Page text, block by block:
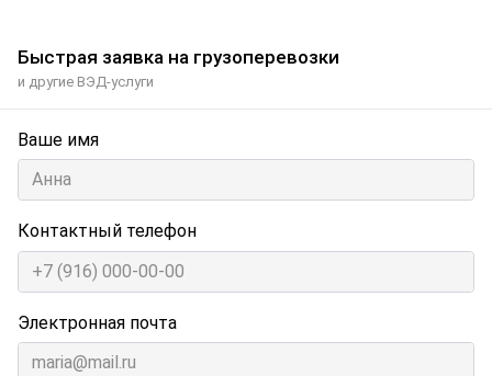
Быстрая заявка на грузоперевозки
и другие ВЭД-услуги
Ваше имя
Контактный телефон
Электронная почта